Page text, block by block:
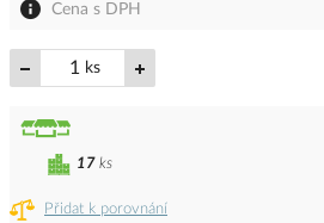
Cena s DPH
ks
Přidat k porovnání
17 ks